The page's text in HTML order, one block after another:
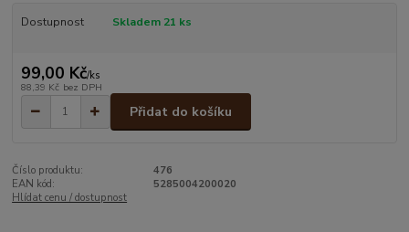
Dostupnost Skladem 21 ks
99,00 Kč/ks
88,39 Kč bez DPH
Přidat do košíku
Číslo produktu:
476
EAN kód:
5285004200020
Hlídat cenu / dostupnost